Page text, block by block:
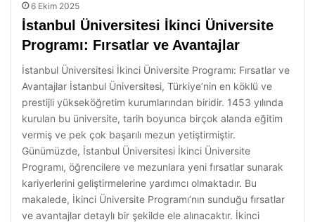
6 Ekim 2025
İstanbul Üniversitesi İkinci Üniversite
Programı: Fırsatlar ve Avantajlar
İstanbul Üniversitesi İkinci Üniversite Programı: Fırsatlar ve
Avantajlar İstanbul Üniversitesi, Türkiye’nin en köklü ve
prestijli yükseköğretim kurumlarından biridir. 1453 yılında
kurulan bu üniversite, tarih boyunca birçok alanda eğitim
vermiş ve pek çok başarılı mezun yetiştirmiştir.
Günümüzde, İstanbul Üniversitesi İkinci Üniversite
Programı, öğrencilere ve mezunlara yeni fırsatlar sunarak
kariyerlerini geliştirmelerine yardımcı olmaktadır. Bu
makalede, İkinci Üniversite Programı’nın sunduğu fırsatlar
ve avantajlar detaylı bir şekilde ele alınacaktır. İkinci